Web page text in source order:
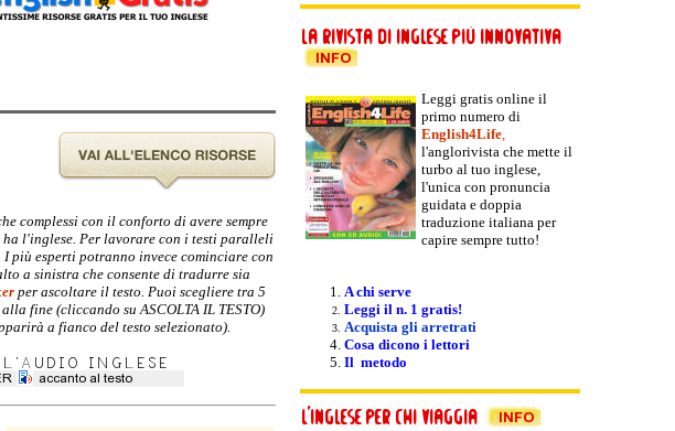
complessi con il conforto di avere sempre
l'inglese. Per lavorare con i testi paralleli
più esperti potranno invece cominciare con
a sinistra che consente di tradurre sia
per ascoltare il testo. Puoi scegliere tra 5
fine (cliccando su ASCOLTA IL TESTO)
a fianco del testo selezionato).
Leggi gratis online il
primo numero di
English4Life,
l'anglorivista che mette il
turbo al tuo inglese,
l'unica con pronuncia
guidata e doppia
traduzione italiana per
capire sempre tutto!
A chi serve
Leggi il n. 1 gratis!
Acquista gli arretrati
Cosa dicono i lettori
Il metodo